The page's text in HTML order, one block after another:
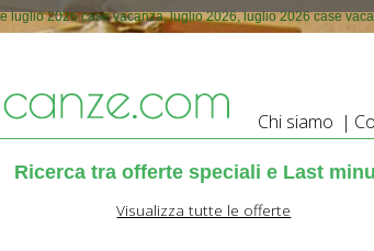
luglio 2026 case vacanza, luglio 2026, luglio 2026 case
Chi siamo |
Ricerca tra offerte speciali e Last
Visualizza tutte le offerte